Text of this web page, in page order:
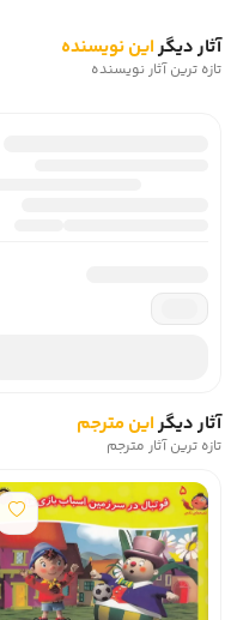
آثار دیگراین نویسنده
تازه ترین آثار نویسنده
آثار دیگراین مترجم
تازه ترین آثار مترجم